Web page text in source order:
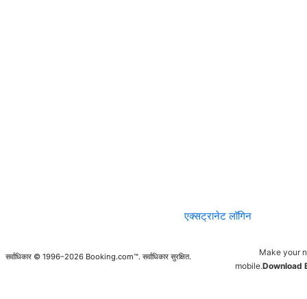
एक्सट्रानेट लॉगिन
सर्वाधिकार © 1996–2026 Booking.com™. सर्वाधिकार सुरक्षित.
Make your
mobile.Download